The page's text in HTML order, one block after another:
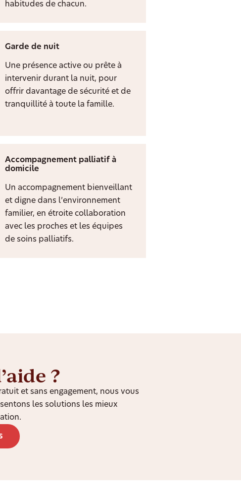
habitudes de chacun.
Garde de nuit
Une présence active ou prête à
intervenir durant la nuit, pour
offrir davantage de sécurité et de
tranquillité à toute la famille.
Accompagnement palliatif à
domicile
Un accompagnement bienveillant
et digne dans l’environnement
familier, en étroite collaboration
avec les proches et les équipes
de soins palliatifs.
?
et sans engagement, nous vous
les solutions les mieux